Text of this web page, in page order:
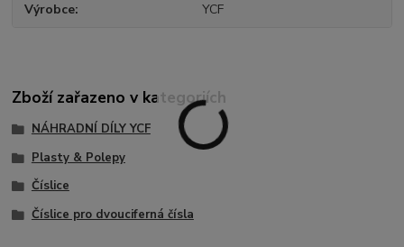
Výrobce YCF
Zboží zařazeno v kategoriích
NÁHRADNÍ DÍLY YCF
Plasty & Polepy
Číslice
Číslice pro dvouciferná čísla